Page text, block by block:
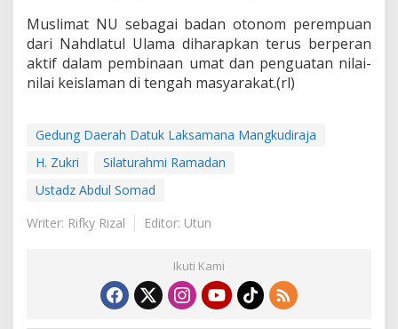
Muslimat NU sebagai badan otonom perempuan
dari Nahdlatul Ulama diharapkan terus berperan
aktif dalam pembinaan umat dan penguatan nilai-
nilai keislaman di tengah masyarakat.(rl)
Gedung Daerah Datuk Laksamana Mangkudiraja
H. Zukri
Silaturahmi Ramadan
Ustadz Abdul Somad
Writer: Rifky Rizal
Editor: Utun
Ikuti Kami